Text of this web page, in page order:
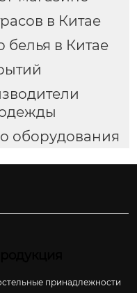
в Китае
белья в Китае
оборудования
принадлежности